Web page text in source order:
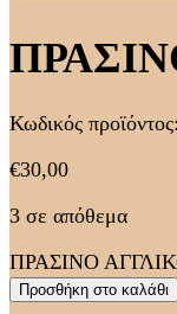
Κωδικός προϊόντος:
€30,00
3 σε απόθεμα
ΠΡΑΣΙΝΟ
Προσθήκη στο καλάθι